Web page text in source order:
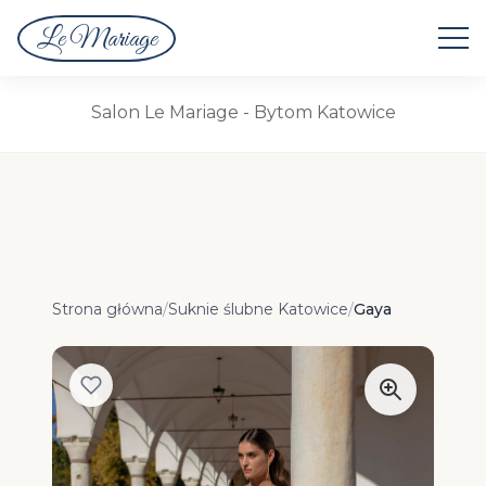
Le MariageSuknie Ślubne
Salon Le Mariage - Bytom Katowice
Strona główna/Suknie ślubne Katowice/Gaya